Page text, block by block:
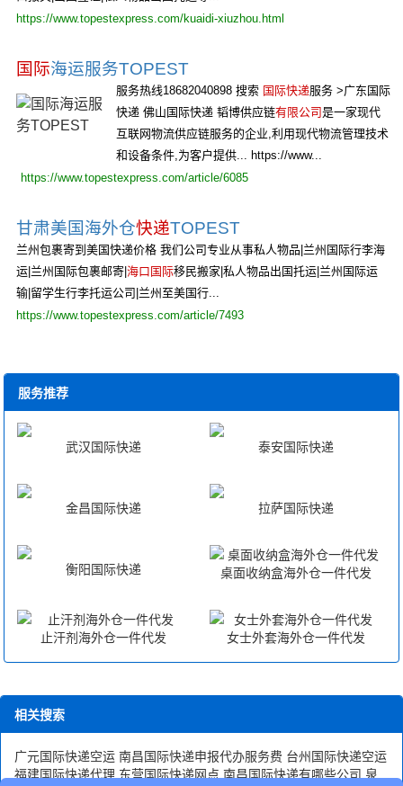
https://www.topestexpress.com/kuaidi-xiuzhou.html
国际海运服务TOPEST
服务热线18682040898 搜索 国际快递服务 >广东国际
快递 佛山国际快递 韬博供应链有限公司是一家现代
互联网物流供应链服务的企业,利用现代物流管理技术
和设备条件,为客户提供... https://www...
https://www.topestexpress.com/article/6085
甘肃美国海外仓快递TOPEST
兰州包裹寄到美国快递价格 我们公司专业从事私人物品|兰州国际行李海
运|兰州国际包裹邮寄| 海口国际移民搬家|私人物品出国托运|兰州国际运
输|留学生行李托运公司|兰州至美国行...
https://www.topestexpress.com/article/7493
服务推荐
武汉国际快递 泰安国际快递
金昌国际快递 拉萨国际快递
衡阳国际快递 桌面收纳盒海外仓一件代发
止汗剂海外仓一件代发 女士外套海外仓一件代发
相关搜索
广元国际快递空运 南昌国际快递申报代办服务费 台州国际快递空运
福建国际快递代理 东营国际快递网点 南昌国际快递有哪些公司 泉